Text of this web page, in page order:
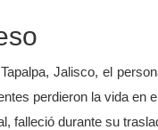
Jalisco, el
perdieron la vida en
falleció durante su